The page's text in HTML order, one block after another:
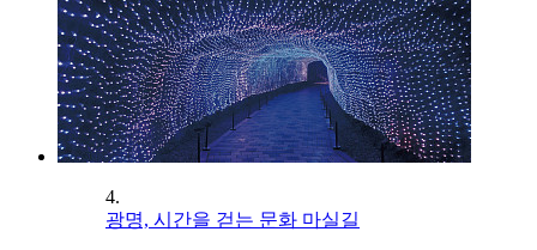
4.
광명, 시간을 걷는 문화 마실길